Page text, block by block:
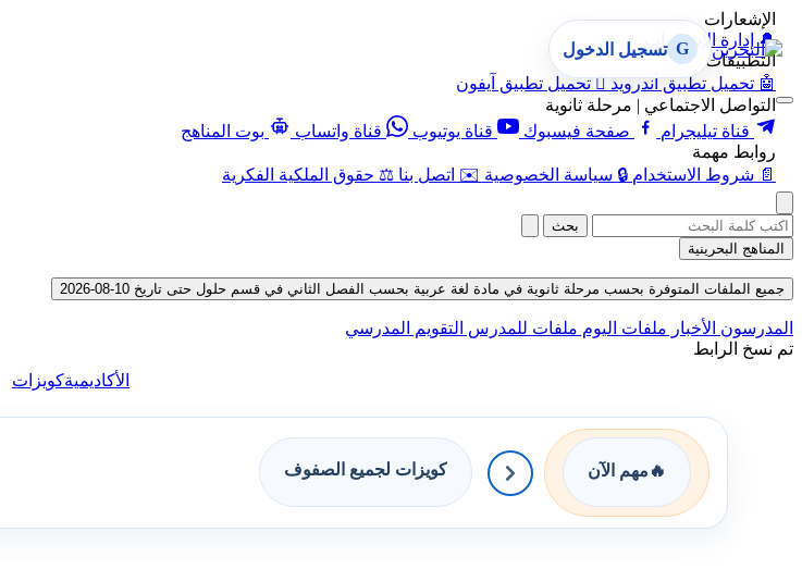
الإشعارات
🔔 إدارة الإشعارات
التطبيقات
🤖 تحميل تطبيق أندرويد  تحميل تطبيق آيفون
التواصل الاجتماعي | مرحلة ثانوية
قناة تيليجرام
صفحة فيسبوك قناة يوتيوب قناة واتساب
بوت المناهج
روابط مهمة
📄 شروط الاستخدام 🔒 سياسة الخصوصية ✉️ اتصل بنا ⚖️ حقوق الملكية الفكرية
G تسجيل الدخول
بحث
المناهج البحرينية
جميع الملفات المتوفرة بحسب مرحلة ثانوية في مادة لغة عربية بحسب الفصل الثاني في قسم حلول حتى تاريخ 10-08-2026
المدرسون الأخبار ملفات اليوم ملفات للمدرس التقويم المدرسي
تم نسخ الرابط
الأكاديميةكويزات
🔥 مهم الآن كويزات لجميع الصفوف